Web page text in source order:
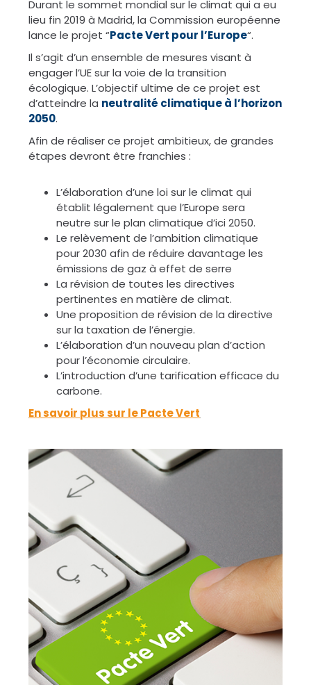
Durant le sommet mondial sur le climat qui a eu
lieu fin 2019 à Madrid, la Commission européenne
lance le projet “Pacte Vert pour l’Europe“.
Il s’agit d’un ensemble de mesures visant à
engager l’UE sur la voie de la transition
écologique. L’objectif ultime de ce projet est
d’atteindre la neutralité climatique à l’horizon
2050.
Afin de réaliser ce projet ambitieux, de grandes
étapes devront être franchies :
L’élaboration d’une loi sur le climat qui
établit légalement que l’Europe sera
neutre sur le plan climatique d’ici 2050.
Le relèvement de l’ambition climatique
pour 2030 afin de réduire davantage les
émissions de gaz à effet de serre
La révision de toutes les directives
pertinentes en matière de climat.
Une proposition de révision de la directive
sur la taxation de l’énergie.
L’élaboration d’un nouveau plan d’action
pour l’économie circulaire.
L’introduction d’une tarification efficace du
carbone.
En savoir plus sur le Pacte Vert